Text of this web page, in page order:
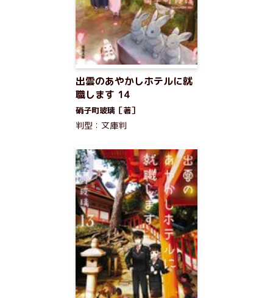
出雲のあやかしホテルに就
職します 14
硝子町玻璃［著］
判型：文庫判